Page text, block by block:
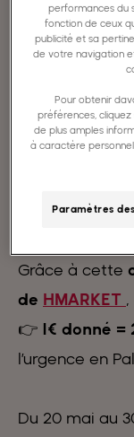
Des
la
n’est entrée à
tomates
alimentaire,
mangent
Objectif
Grâce à cette
de HMARKET
👉 1€ donné
l’urgence en
Du 20 mai au
performances du
fonction de ceux
publicité et sa
de votre navigation
Pour obtenir
préférences, cliquez
de plus amples
à caractère
Paramètres